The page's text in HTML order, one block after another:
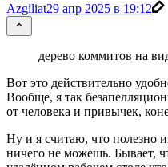
Azgiliat29 апр 2025 в 19:12
дерево коммитов на
Вот это действительно
Вообще, я так
от человека и привычек,
Ну и я считаю, что полезно
ничего не можешь. Бывает,